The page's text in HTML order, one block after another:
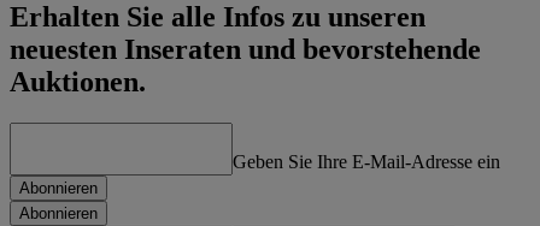
Erhalten Sie alle Infos zu unseren
neuesten Inseraten und bevorstehende
Auktionen.
Geben Sie Ihre E-Mail-Adresse ein
Abonnieren
Abonnieren